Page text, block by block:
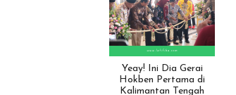
Yeay! Ini Dia Gerai
Hokben Pertama di
Kalimantan Tengah